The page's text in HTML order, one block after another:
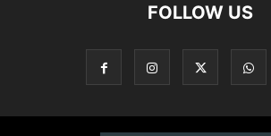
FOLLOW US